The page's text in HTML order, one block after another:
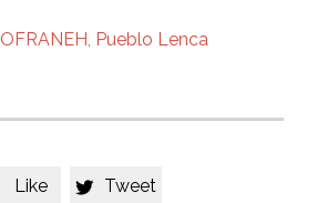
OFRANEH Pueblo Lenca
Like  Tweet